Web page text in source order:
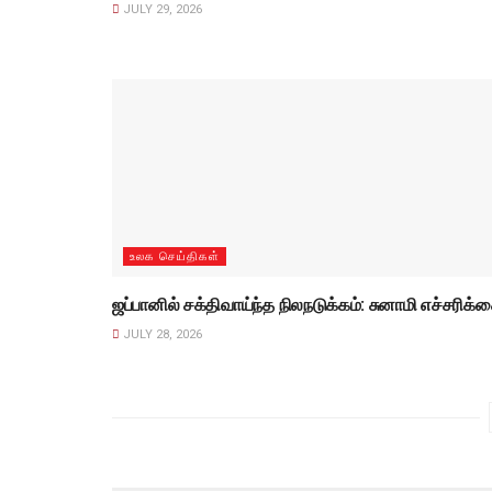
JULY 29, 2026
உலக செய்திகள்
ஜப்பானில் சக்திவாய்ந்த நிலநடுக்கம்: சுனாமி
JULY 28, 2026